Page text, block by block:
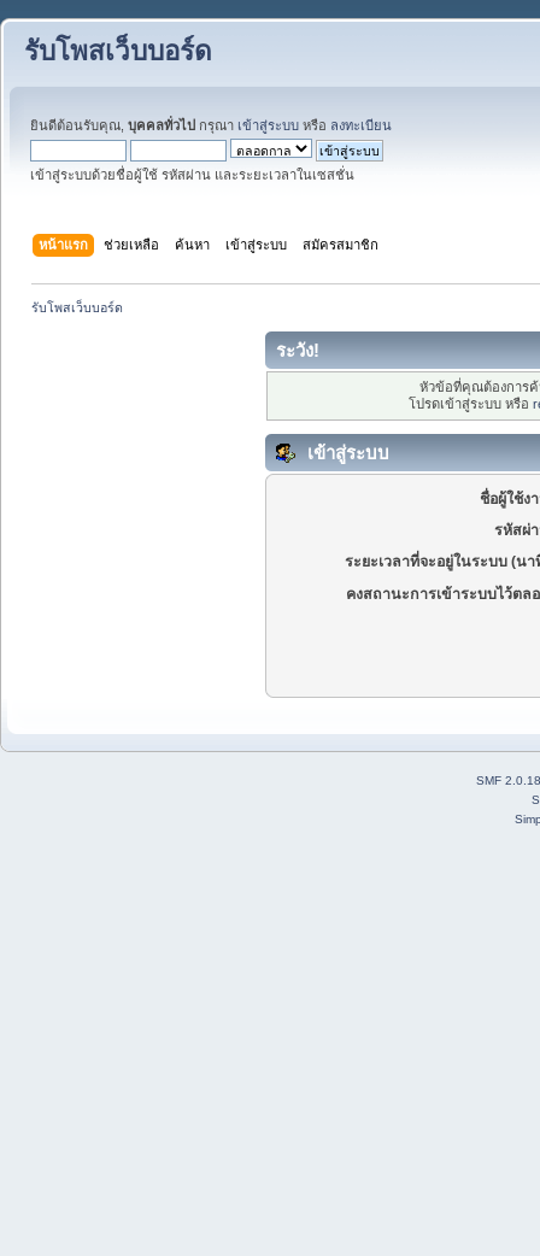
รับโพสเว็บบอร์ด
ยินดีต้อนรับคุณ, บุคคลทั่วไป กรุณา เข้าสู่ระบบ หรือ ลงทะเบียน
เข้าสู่ระบบด้วยชื่อผู้ใช้ รหัสผ่าน และระยะเวลาในเซสชั่น
หน้าแรก ช่วยเหลือ ค้นหา เข้าสู่ระบบ สมัครสมาชิก
รับโพสเว็บบอร์ด
ระวัง!
หัวข้อที่คุณต้องการ
โปรดเข้าสู่ระบบ หรือ
เข้าสู่ระบบ
ชื่อผู้ใช้ง
รหัสผ่
ระยะเวลาที่จะอยู่ในระบบ (นา
คงสถานะการเข้าระบบไว้ตล
SMF 2.0.18